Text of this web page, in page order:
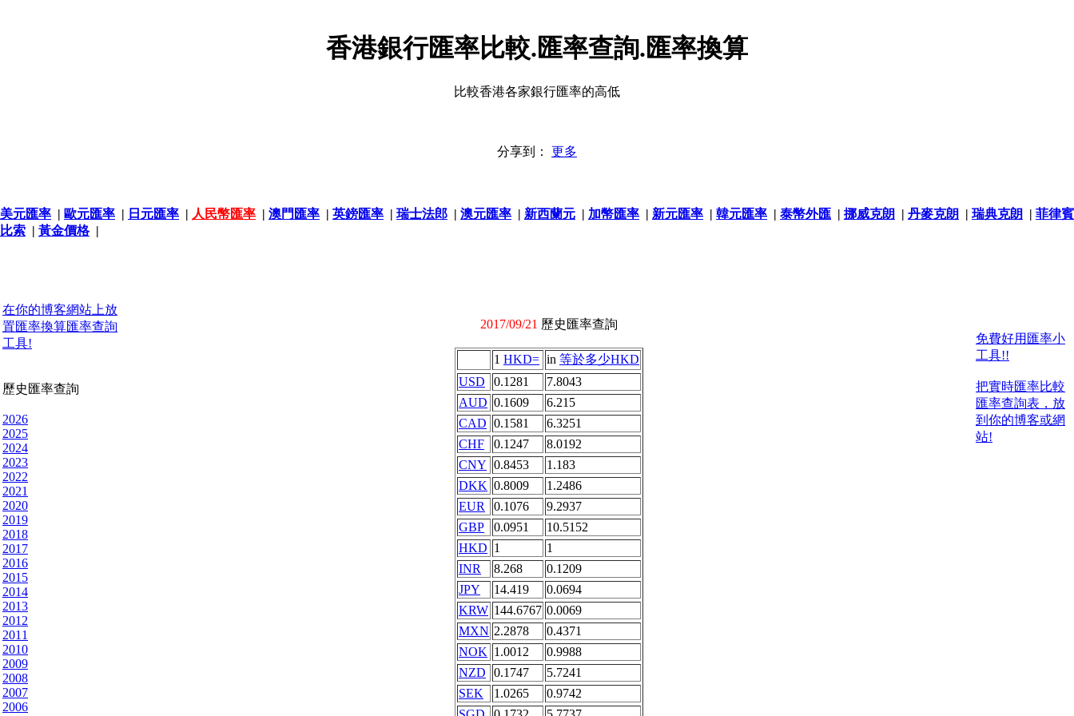
香港銀行匯率比較.匯率查詢.匯率換算
比較香港各家銀行匯率的高低
分享到： 更多
美元匯率 | 歐元匯率 | 日元匯率 | 人民幣匯率 | 澳門匯率 | 英鎊匯率 | 瑞士法郎 | 澳元匯率 | 新西蘭元 | 加幣匯率 | 新元匯率 | 韓元匯率 | 泰幣外匯 | 挪威克朗 | 丹麥克朗 | 瑞典克朗 | 菲律賓
比索 | 黃金價格|
在你的博客網站上放
置匯率換算匯率查詢
工具!
歷史匯率查詢
2026
2025
2024
2023
2022
2021
2020
2019
2018
2017
2016
2015
2014
2013
2012
2011
2010
2009
2008
2007
2006
2017/09/21 歷史匯率查詢
1 HKD= in 等於多少HKD
USD
0.1281
7.8043
AUD 0.1609
6.215
CAD 0.1581
6.3251
CHF
0.1247
8.0192
CNY 0.8453
1.183
DKK 0.8009
1.2486
EUR
0.1076
9.2937
GBP
0.0951
10.5152
HKD 1
1
INR
8.268
0.1209
JPY
14.419
0.0694
KRW 144.6767 0.0069
MXN 2.2878
0.4371
NOK 1.0012
0.9988
NZD
0.1747
5.7241
SEK
1.0265
0.9742
免費好用匯率小
工具!!
把實時匯率比較
匯率查詢表，放
到你的博客或網
站!